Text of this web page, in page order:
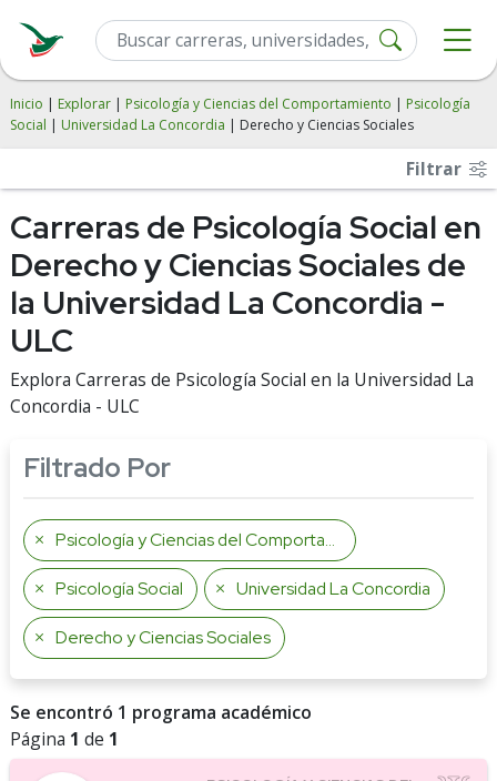
Inicio | Explorar | Psicología y Ciencias del Comportamiento | Psicología
Social | Universidad La Concordia | Derecho y Ciencias Sociales
Filtrar
Carreras de Psicología Social en
Derecho y Ciencias Sociales de
la Universidad La Concordia -
ULC
Explora Carreras de Psicología Social en la Universidad La
Concordia - ULC
Filtrado Por
Psicología y Ciencias del Comportamiento
Psicología Social Universidad La Concordia
Derecho y Ciencias Sociales
Se encontró 1 programa académico
Página 1 de 1